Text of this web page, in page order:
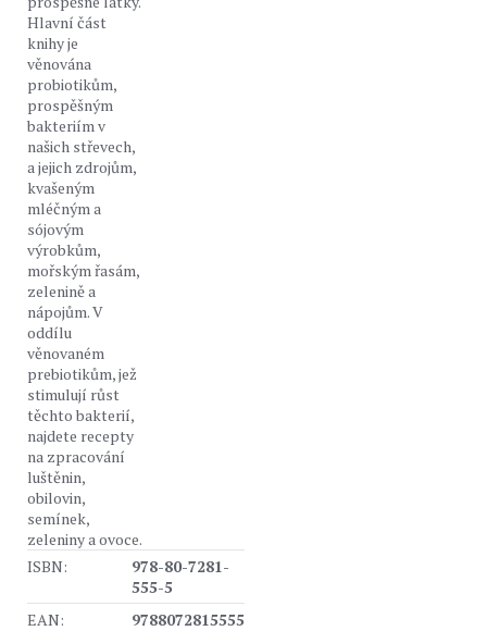
Hlavní část
knihy je
věnována
probiotikům,
prospěšným
bakteriím v
našich střevech,
a jejich zdrojům,
kvašeným
mléčným a
sójovým
výrobkům,
mořským řasám,
zelenině a
nápojům. V
oddílu
věnovaném
prebiotikům, jež
stimulují růst
těchto bakterií,
najdete recepty
na zpracování
luštěnin,
obilovin,
semínek,
zeleniny a ovoce.
ISBN:
978-80-7281-
555-5
EAN:
9788072815555